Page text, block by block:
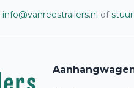
info@vanreestrailers.nl of